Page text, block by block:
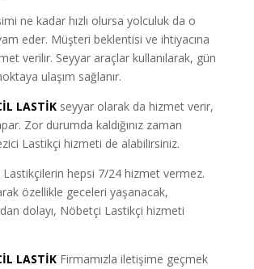
ne kadar hızlı olursa yolculuk da o
eder. Müşteri beklentisi ve ihtiyacına
verilir. Seyyar araçlar kullanılarak, gün
ulaşım sağlanır.
LASTİK seyyar olarak da hizmet verir,
Zor durumda kaldığınız zaman
Lastikçi hizmeti de alabilirsiniz.
Lastikçilerin hepsi 7/24 hizmet vermez.
özellikle geceleri yaşanacak,
dolayı, Nöbetçi Lastikçi hizmeti
LASTİK Firmamızla iletişime geçmek